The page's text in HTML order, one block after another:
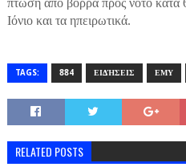
πτώση από βορρά προς νότο
Ιόνιο και τα ηπειρωτικά.
TAGS: 884 ΕΙΔΉΣΕΙΣ ΕΜΥ
RELATED POSTS